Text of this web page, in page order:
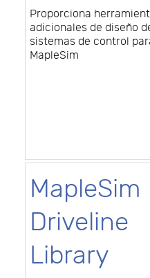
Proporciona
adicionales de diseño
sistemas de control
MapleSim
MapleSim
Driveline
Library